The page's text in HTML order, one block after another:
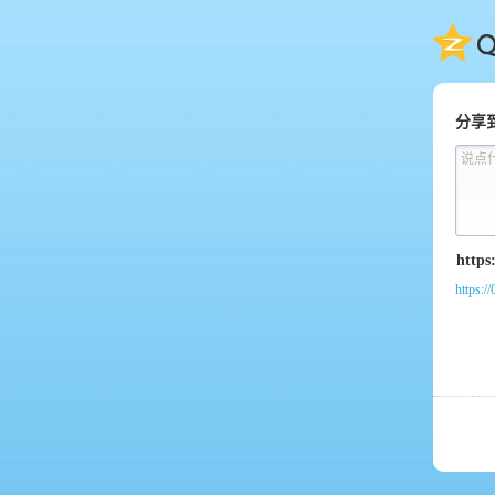
QQ
分享
说点
https://